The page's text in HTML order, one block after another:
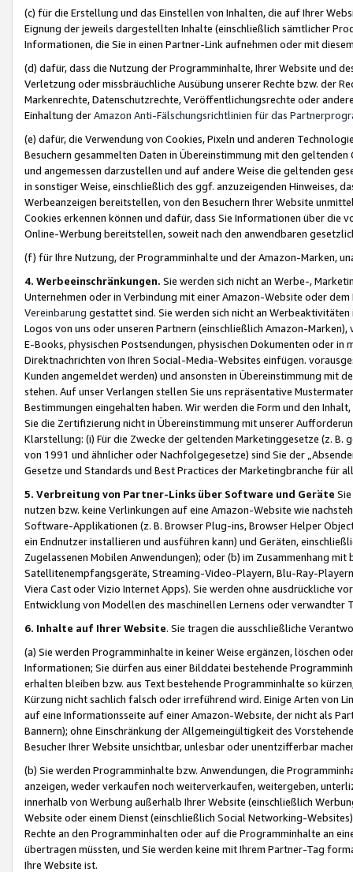
(c) für die Erstellung und das Einstellen von Inhalten, die auf Ihrer
Eignung der jeweils dargestellten Inhalte (einschließlich sämtlicher
Informationen, die Sie in einen Partner-Link aufnehmen oder mit
(d) dafür, dass die Nutzung der Programminhalte, Ihrer Website und
Verletzung oder missbräuchliche Ausübung unserer Rechte bzw. der
Markenrechte, Datenschutzrechte, Veröffentlichungsrechte oder
Einhaltung derAmazon Anti-Fälschungsrichtlinien für das
(e) dafür, die Verwendung von Cookies, Pixeln und anderen
Besuchern gesammelten Daten in Übereinstimmung mit den
und angemessen darzustellen und auf andere Weise die geltenden
in sonstiger Weise, einschließlich des ggf. anzuzeigenden Hinweises,
Werbeanzeigen bereitstellen, von den Besuchern Ihrer Website
Cookies erkennen können und dafür, dass Sie Informationen über die
Online-Werbung bereitstellen, soweit nach den anwendbaren
(f) für Ihre Nutzung, der Programminhalte und der Amazon-Marken,
4. Werbeeinschränkungen. Sie werden sich nicht an Werbe-,
Unternehmen oder in Verbindung mit einer Amazon-Website oder
Vereinbarung gestattet sind. Sie werden sich nicht an
Logos von uns oder unseren Partnern (einschließlich Amazon-
E-Books, physischen Postsendungen, physischen Dokumenten oder in
Direktnachrichten von Ihren Social-Media-Websites einfügen.
Kunden angemeldet werden) und ansonsten in Übereinstimmung mit
stehen. Auf unser Verlangen stellen Sie uns repräsentative
Bestimmungen eingehalten haben. Wir werden die Form und den
Sie die Zertifizierung nicht in Übereinstimmung mit unserer
Klarstellung: (i) Für die Zwecke der geltenden Marketinggesetze (z. B.
von 1991 und ähnlicher oder Nachfolgegesetze) sind Sie der
Gesetze und Standards und Best Practices der Marketingbranche für
5. Verbreitung von Partner-Links über Software und Geräte
nutzen bzw. keine Verlinkungen auf eine Amazon-Website wie
Software-Applikationen (z. B. Browser Plug-ins, Browser Helper
ein Endnutzer installieren und ausführen kann) und Geräten,
Zugelassenen Mobilen Anwendungen); oder (b) im Zusammenhang
Satellitenempfangsgeräte, Streaming-Video-Playern, Blu-Ray-
Viera Cast oder Vizio Internet Apps). Sie werden ohne ausdrückliche
Entwicklung von Modellen des maschinellen Lernens oder
6. Inhalte auf Ihrer Website. Sie tragen die ausschließliche
(a) Sie werden Programminhalte in keiner Weise ergänzen, löschen
Informationen; Sie dürfen aus einer Bilddatei bestehende
erhalten bleiben bzw. aus Text bestehende Programminhalte so
Kürzung nicht sachlich falsch oder irreführend wird. Einige Arten von
auf eine Informationsseite auf einer Amazon-Website, der nicht als
Bannern); ohne Einschränkung der Allgemeingültigkeit des
Besucher Ihrer Website unsichtbar, unlesbar oder unentzifferbar
(b) Sie werden Programminhalte bzw. Anwendungen, die
anzeigen, weder verkaufen noch weiterverkaufen, weitergeben,
innerhalb von Werbung außerhalb Ihrer Website (einschließlich
Website oder einem Dienst (einschließlich Social Networking-
Rechte an den Programminhalten oder auf die Programminhalte an
übertragen müssten, und Sie werden keine mit Ihrem Partner-Tag
Ihre Website ist.